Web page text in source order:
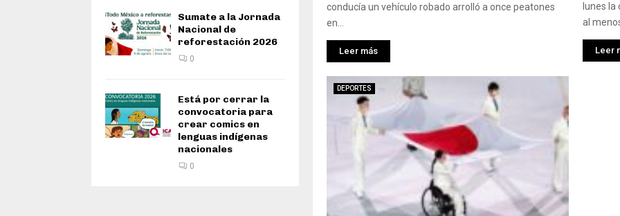
conducía un vehículo robado arrolló a once peatones
en...
Leer más
lunes
al
Leer
DEPORTES
Sumate a la Jornada
Nacional de
reforestación 2026
0
Está por cerrar la
convocatoria para
crear comics en
lenguas indígenas
nacionales
0